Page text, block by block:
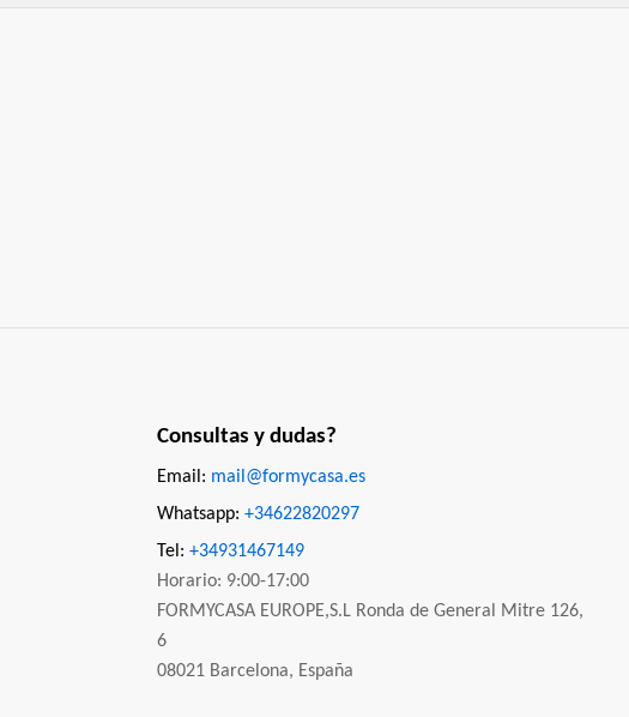
Consultas y dudas?
Email: mail@formycasa.es
Whatsapp: +34622820297
Tel: +34931467149
Horario: 9:00-17:00
FORMYCASA EUROPE,S.L Ronda de General Mitre 126,
6
08021 Barcelona, España